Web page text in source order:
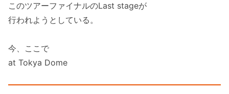
このツアーファイナルのLast stageが
行われようとしている。
今、ここで
at Tokya Dome